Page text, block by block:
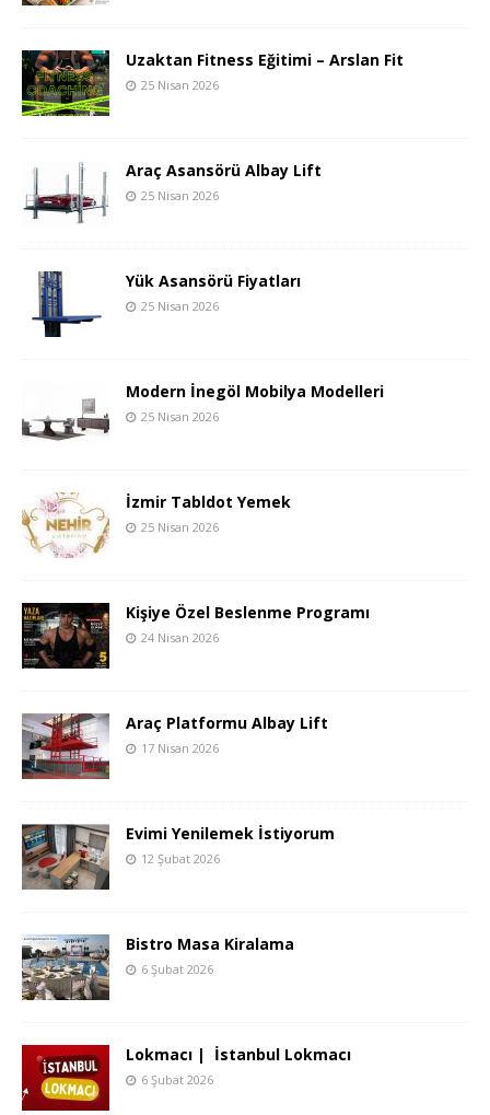
Uzaktan Fitness Eğitimi – Arslan Fit
25 Nisan 2026
Araç Asansörü Albay Lift
25 Nisan 2026
Yük Asansörü Fiyatları
25 Nisan 2026
Modern İnegöl Mobilya Modelleri
25 Nisan 2026
İzmir Tabldot Yemek
25 Nisan 2026
Kişiye Özel Beslenme Programı
24 Nisan 2026
Araç Platformu Albay Lift
17 Nisan 2026
Evimi Yenilemek İstiyorum
12 Şubat 2026
Bistro Masa Kiralama
6 Şubat 2026
Lokmacı | İstanbul Lokmacı
6 Şubat 2026